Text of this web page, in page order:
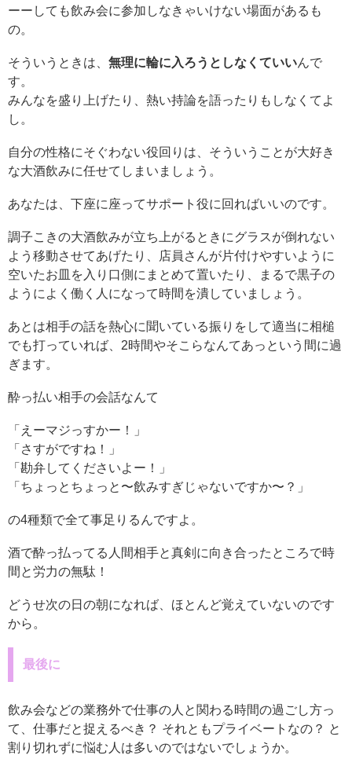
ーーしても飲み会に参加しなきゃいけない場面があるも
の。
そういうときは、 無理に輪に入ろうとしなくていいんで
す。
みんなを盛り上げたり、熱い持論を語ったりもしなくてよ
し。
自分の性格にそぐわない役回りは、そういうことが大好き
な大酒飲みに任せてしまいましょう。
あなたは、下座に座ってサポート役に回ればいいのです。
調子こきの大酒飲みが立ち上がるときにグラスが倒れない
よう移動させてあげたり、店員さんが片付けやすいように
空いたお皿を入り口側にまとめて置いたり、まるで黒子の
ようによく働く人になって時間を潰していましょう。
あとは相手の話を熱心に聞いている振りをして適当に相槌
でも打っていれば、2時間やそこらなんてあっという間に過
ぎます。
酔っ払い相手の会話なんて
「えーマジっすかー！」
「さすがですね！」
「勘弁してくださいよー！」
「ちょっとちょっと〜飲みすぎじゃないですか〜？」
の4種類で全て事足りるんですよ。
酒で酔っ払ってる人間相手と真剣に向き合ったところで時
間と労力の無駄！
どうせ次の日の朝になれば、ほとんど覚えていないのです
から。
最後に
飲み会などの業務外で仕事の人と関わる時間の過ごし方っ
て、仕事だと捉えるべき？ それともプライベートなの？ と
割り切れずに悩む人は多いのではないでしょうか。